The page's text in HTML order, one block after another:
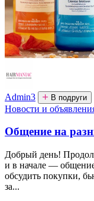
Admin3 В подруги
Новости и
Общение на
Добрый день!
и в начале —
обсудить покупки,
за...